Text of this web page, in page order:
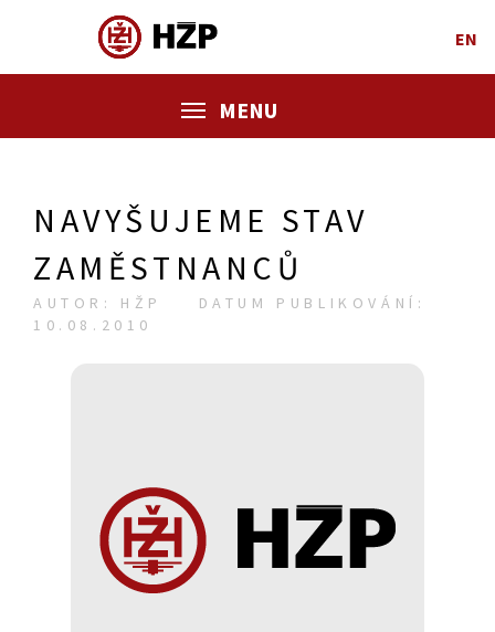
EN
MENU
NAVYŠUJEME STAV
ZAMĚSTNANCŮ
AUTOR: HŽP
DATUM PUBLIKOVÁNÍ:
10.08.2010